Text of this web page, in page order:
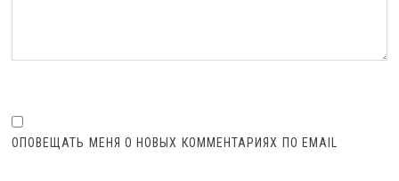
ОПОВЕЩАТЬ МЕНЯ О НОВЫХ КОММЕНТАРИЯХ ПО EMAIL